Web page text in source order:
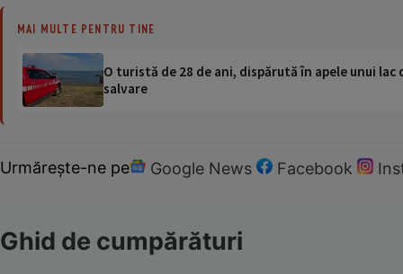
MAI MULTE PENTRU TINE
O turistă de 28 de ani, dispărută în apele unui
salvare
Urmărește-ne pe Google News Facebook
Ghid de cumpărături